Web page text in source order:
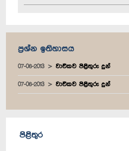
ප්‍රශ්න ඉතිහාසය
07-06-2013 වාචිකව පිළිතුරු දුන්
07-06-2013 වාචිකව පිළිතුරු දුන්
පිළිතුර